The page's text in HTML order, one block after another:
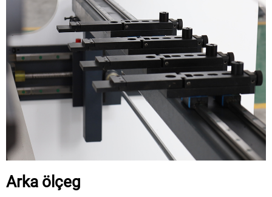
Arka ölçeg